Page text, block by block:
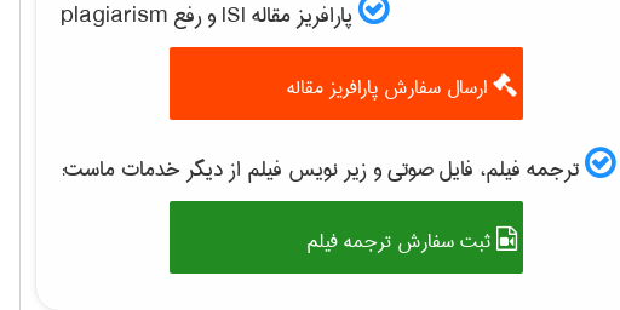
پارافریز مقاله ISI و رفع plagiarism
ارسال سفارش پارافریز مقاله
ترجمه فیلم، فایل صوتی و زیر نویس فیلم از دیگر خدمات ماست:
ثبت سفارش ترجمه فیلم